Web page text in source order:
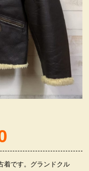
ズ
ズ
着です。グランドクル